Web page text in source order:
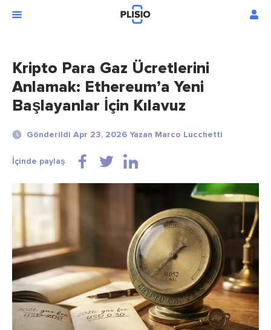
Kripto Para Gaz Ücretlerini
Anlamak: Ethereum’a Yeni
Başlayanlar İçin Kılavuz
Gönderildi Apr 23, 2026 Yazan Marco Lucchetti
İçinde paylaş